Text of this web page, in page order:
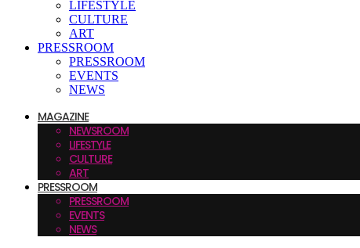
LIFESTYLE
CULTURE
ART
PRESSROOM
PRESSROOM
EVENTS
NEWS
MAGAZINE
NEWSROOM
LIFESTYLE
CULTURE
ART
PRESSROOM
PRESSROOM
EVENTS
NEWS